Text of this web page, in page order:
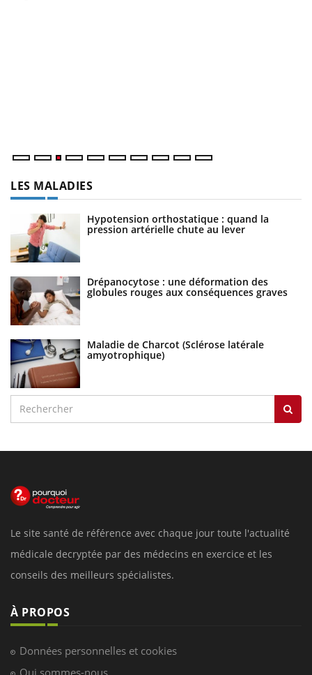
LES MALADIES
Hypotension orthostatique : quand la
pression artérielle chute au lever
Drépanocytose : une déformation des
globules rouges aux conséquences graves
Maladie de Charcot (Sclérose latérale
amyotrophique)
Le site santé de référence avec chaque jour toute l'actualité
médicale decryptée par des médecins en exercice et les
conseils des meilleurs spécialistes.
À PROPOS
Données personnelles et cookies
Qui sommes-nous